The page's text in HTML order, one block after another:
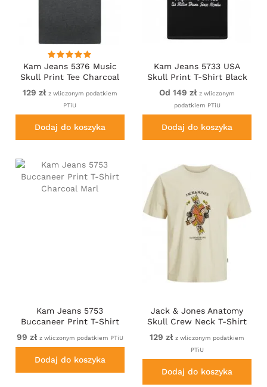
Kam Jeans 5376 Music
Skull Print Tee Charcoal
129 zł z wliczonym podatkiem
PTiU
Dodaj do koszyka
Kam Jeans 5733 USA
Skull Print T-Shirt Black
Od 149 zł z wliczonym
podatkiem PTiU
Dodaj do koszyka
Kam Jeans 5753
Buccaneer Print T-Shirt
99 zł z wliczonym podatkiem PTiU
Dodaj do koszyka
Jack & Jones Anatomy
Skull Crew Neck T-Shirt
Antique White
129 zł z wliczonym podatkiem
PTiU
Dodaj do koszyka